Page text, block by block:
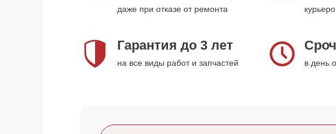
даже при отказе от ремонта
Гарантия до 3 лет
на все виды работ и запчастей в день